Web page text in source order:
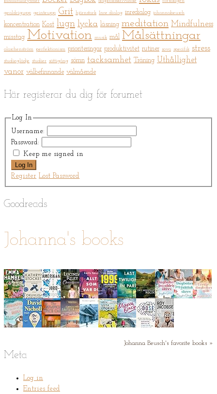
gealdrigupp geinteupp Grit hjärnstark Inre dialog inredialog johannabeusch
koncentration Kost lugn lycka läsning meditation Mindfulness
misstag Motivation musik mål Målsättningar
olaschenström perfektionism prioriteringar produktivitet rutiner sova specifik stress
studieglädje studier sättigång sömn tacksamhet Träning Uthållighet
vanor välbefinnande välmående
Här registerar du dig för forumet
Log In
Username:
Password:
Keep me signed in
Log In
Register Lost Password
Goodreads
Johanna's books
Johanna Beusch's favorite books »
Meta
Log in
Entries feed